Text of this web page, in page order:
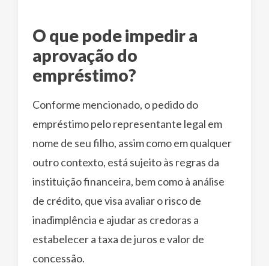
O que pode impedir a
aprovação do
empréstimo?
Conforme mencionado, o pedido do
empréstimo pelo representante legal em
nome de seu filho, assim como em qualquer
outro contexto, está sujeito às regras da
instituição financeira, bem como à análise
de crédito, que visa avaliar o risco de
inadimplência e ajudar as credoras a
estabelecer a taxa de juros e valor de
concessão.